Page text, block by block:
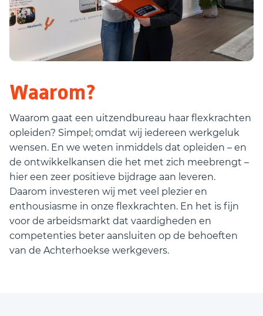
Waarom?
Waarom gaat een uitzendbureau haar flexkrachten
opleiden? Simpel; omdat wij iedereen werkgeluk
wensen. En we weten inmiddels dat opleiden – en
de ontwikkelkansen die het met zich meebrengt –
hier een zeer positieve bijdrage aan leveren.
Daarom investeren wij met veel plezier en
enthousiasme in onze flexkrachten. En het is fijn
voor de arbeidsmarkt dat vaardigheden en
competenties beter aansluiten op de behoeften
van de Achterhoekse werkgevers.